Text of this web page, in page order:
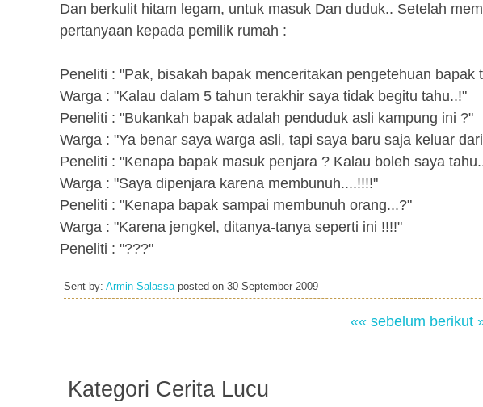
Dan berkulit hitam legam, untuk masuk Dan duduk.. Setelah
pertanyaan kepada pemilik rumah :
Peneliti : "Pak, bisakah bapak menceritakan pengetehuan
Warga : "Kalau dalam 5 tahun terakhir saya tidak begitu tahu..!"
Peneliti : "Bukankah bapak adalah penduduk asli kampung ini ?"
Warga : "Ya benar saya warga asli, tapi saya baru saja keluar
Peneliti : "Kenapa bapak masuk penjara ? Kalau boleh saya
Warga : "Saya dipenjara karena membunuh....!!!!"
Peneliti : "Kenapa bapak sampai membunuh orang...?"
Warga : "Karena jengkel, ditanya-tanya seperti ini !!!!"
Peneliti : "???"
Sent by: Armin Salassa posted on 30 September 2009
«« sebelum berikut
Kategori Cerita Lucu